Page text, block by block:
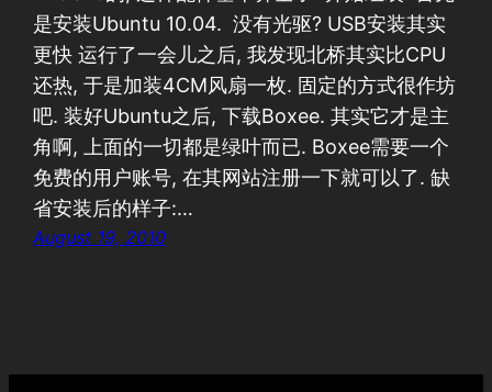
是安装Ubuntu 10.04. 没有光驱? USB安装其实
更快 运行了一会儿之后, 我发现北桥其实比CPU
还热, 于是加装4CM风扇一枚. 固定的方式很作坊
吧. 装好Ubuntu之后, 下载Boxee. 其实它才是主
角啊, 上面的一切都是绿叶而已. Boxee需要一个
免费的用户账号, 在其网站注册一下就可以了. 缺
省安装后的样子:…
August 19, 2010